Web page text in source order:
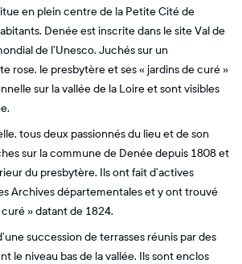
en plein centre de la Petite Cité de
Denée est inscrite dans le site Val de
de l’Unesco. Juchés sur un
rose, le presbytère et ses « jardins de curé »
sur la vallée de la Loire et sont visibles
tous deux passionnés du lieu et de son
sur la commune de Denée depuis 1808 et
du presbytère. Ils ont fait d’actives
Archives départementales et y ont trouvé
» datant de 1824.
succession de terrasses réunis par des
le niveau bas de la vallée. Ils sont enclos